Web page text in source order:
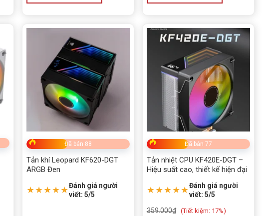
Đã bán 88
Tản khí Leopard KF620-DGT
ARGB Đen
★★★★★Đánh giá người
viết: 5/5
Đã bán 77
Tản nhiệt CPU KF420E-DGT –
Hiệu suất cao, thiết kế hiện đại
★★★★★Đánh giá người
viết: 5/5
359.000₫ (Tiết kiệm: 17%)